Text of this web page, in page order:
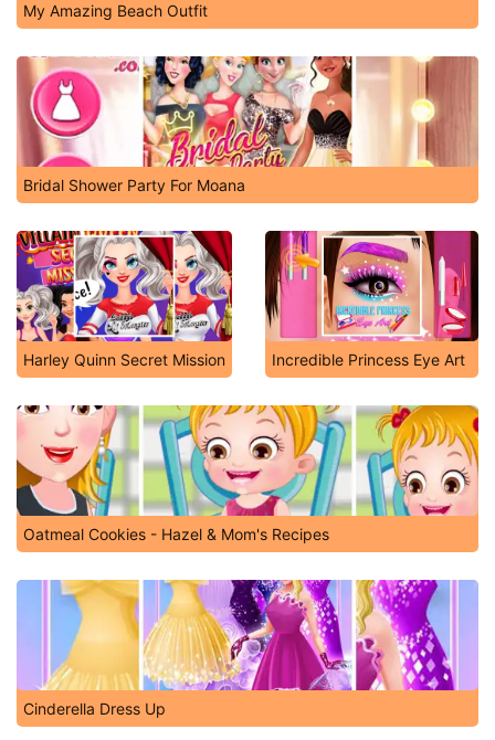
My Amazing Beach Outfit
Bridal Shower Party For Moana
Harley Quinn Secret Mission Incredible Princess Eye Art
Oatmeal Cookies - Hazel & Mom's Recipes
Cinderella Dress Up